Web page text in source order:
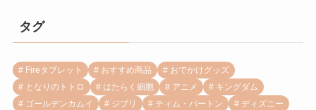
タグ
Fireタブレット おすすめ商品
おでかけグッズ
となりのトトロ
はたらく細胞 アニメ
キングダム
ゴールデンカムイ
ジブリ ティム・バートン
ディズニー